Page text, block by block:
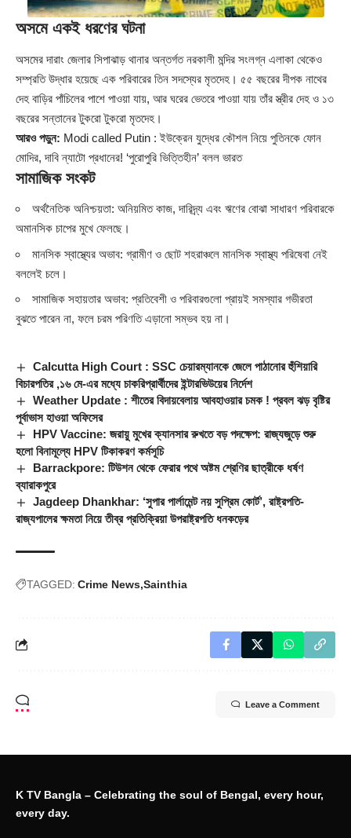
অসমে একই ধরণের ঘটনা
অসমের দারাং জেলার সিপাঝাড় থানার অন্তর্গত নরকালী মন্দির সংলগ্ন এলাকা থেকেও
সম্প্রতি উদ্ধার হয়েছে এক পরিবারের তিন সদস্যের মৃতদেহ। ৫৫ বছরের দীপক নাথের
দেহ বাড়ির পাঁচিলের পাশে পাওয়া যায়, আর ঘরের ভেতরে পাওয়া যায় তাঁর স্ত্রীর দেহ ও ১৩
বছরের সন্তানের টুকরো টুকরো মৃতদেহ।
আরও পড়ুন: Modi called Putin : ইউক্রেন যুদ্ধের কৌশল নিয়ে পুতিনকে ফোন
মোদির, দাবি ন্যাটো প্রধানের! ‘পুরোপুরি ভিত্তিহীন’ বলল ভারত
সামাজিক সংকট
অর্থনৈতিক অনিশ্চয়তা: অনিয়মিত কাজ, দারিদ্র্য এবং ঋণের বোঝা সাধারণ পরিবারকে
অমানসিক চাপের মুখে ফেলছে।
মানসিক স্বাস্থ্যের অভাব: গ্রামীণ ও ছোট শহরাঞ্চলে মানসিক স্বাস্থ্য পরিষেবা নেই
বললেই চলে।
সামাজিক সহায়তার অভাব: প্রতিবেশী ও পরিবারগুলো প্রায়ই সমস্যার গভীরতা
বুঝতে পারেন না, ফলে চরম পরিণতি এড়ানো সম্ভব হয় না।
Calcutta High Court : SSC চেয়ারম্যানকে জেলে পাঠানোর হুঁশিয়ারি
বিচারপতির ,১৬ মে-এর মধ্যে চাকরিপ্রার্থীদের ইন্টারভিউয়ের নির্দেশ
Weather Update : শীতের বিদায়বেলায় আবহাওয়ার চমক ! প্রবল ঝড় বৃষ্টির
পূর্বাভাস হাওয়া অফিসের
HPV Vaccine: জরায়ু মুখের ক্যানসার রুখতে বড় পদক্ষেপ: রাজ্যজুড়ে শুরু
হলো বিনামূল্যে HPV টিকাকরণ কর্মসূচি
Barrackpore: টিউশন থেকে ফেরার পথে অষ্টম শ্রেণির ছাত্রীকে ধর্ষণ
ব্যারাকপুরে
Jagdeep Dhankhar: ‘সুপার পার্লামেন্ট নয় সুপ্রিম কোর্ট’, রাষ্ট্রপতি-
রাজ্যপালের ক্ষমতা নিয়ে তীব্র প্রতিক্রিয়া উপরাষ্ট্রপতি ধনকড়ের
TAGGED: Crime News Sainthia
Leave a Comment
K TV Bangla – Celebrating the soul of Bengal, every hour,
every day.